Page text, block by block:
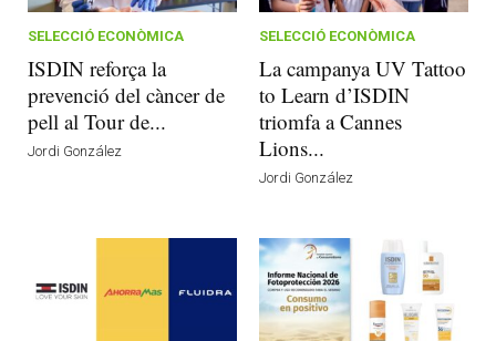
SELECCIÓ ECONÒMICA
ISDIN reforça la
prevenció del càncer de
pell al Tour de...
Jordi González
SELECCIÓ ECONÒMICA
La campanya UV Tattoo
to Learn d’ISDIN
triomfa a Cannes
Lions...
Jordi González